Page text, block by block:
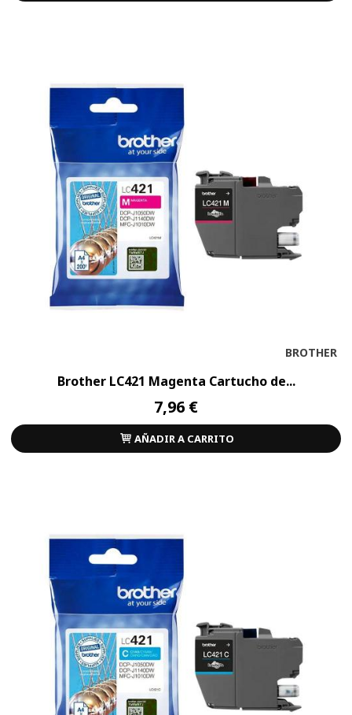
BROTHER
Brother LC421 Magenta Cartucho de...
7,96 €
AÑADIR A CARRITO